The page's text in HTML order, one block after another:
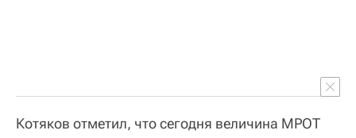
Котяков отметил, что сегодня величина МРОТ